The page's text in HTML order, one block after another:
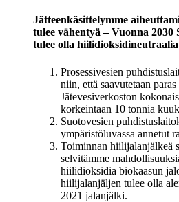
Jätteenkäsittelymme
tulee vähentyä – Vuonna 2030
tulee olla hiilidioksidineutraalia
Prosessivesien
niin, että saavutetaan
Jätevesiverkoston
korkeintaan 10 tonnia
Suotovesien
ympäristöluvassa annetut
Toiminnan hiilijalanjälkeä
selvitämme
hiilidioksidia biokaasun
hiilijalanjäljen tulee olla
2021 jalanjälki.